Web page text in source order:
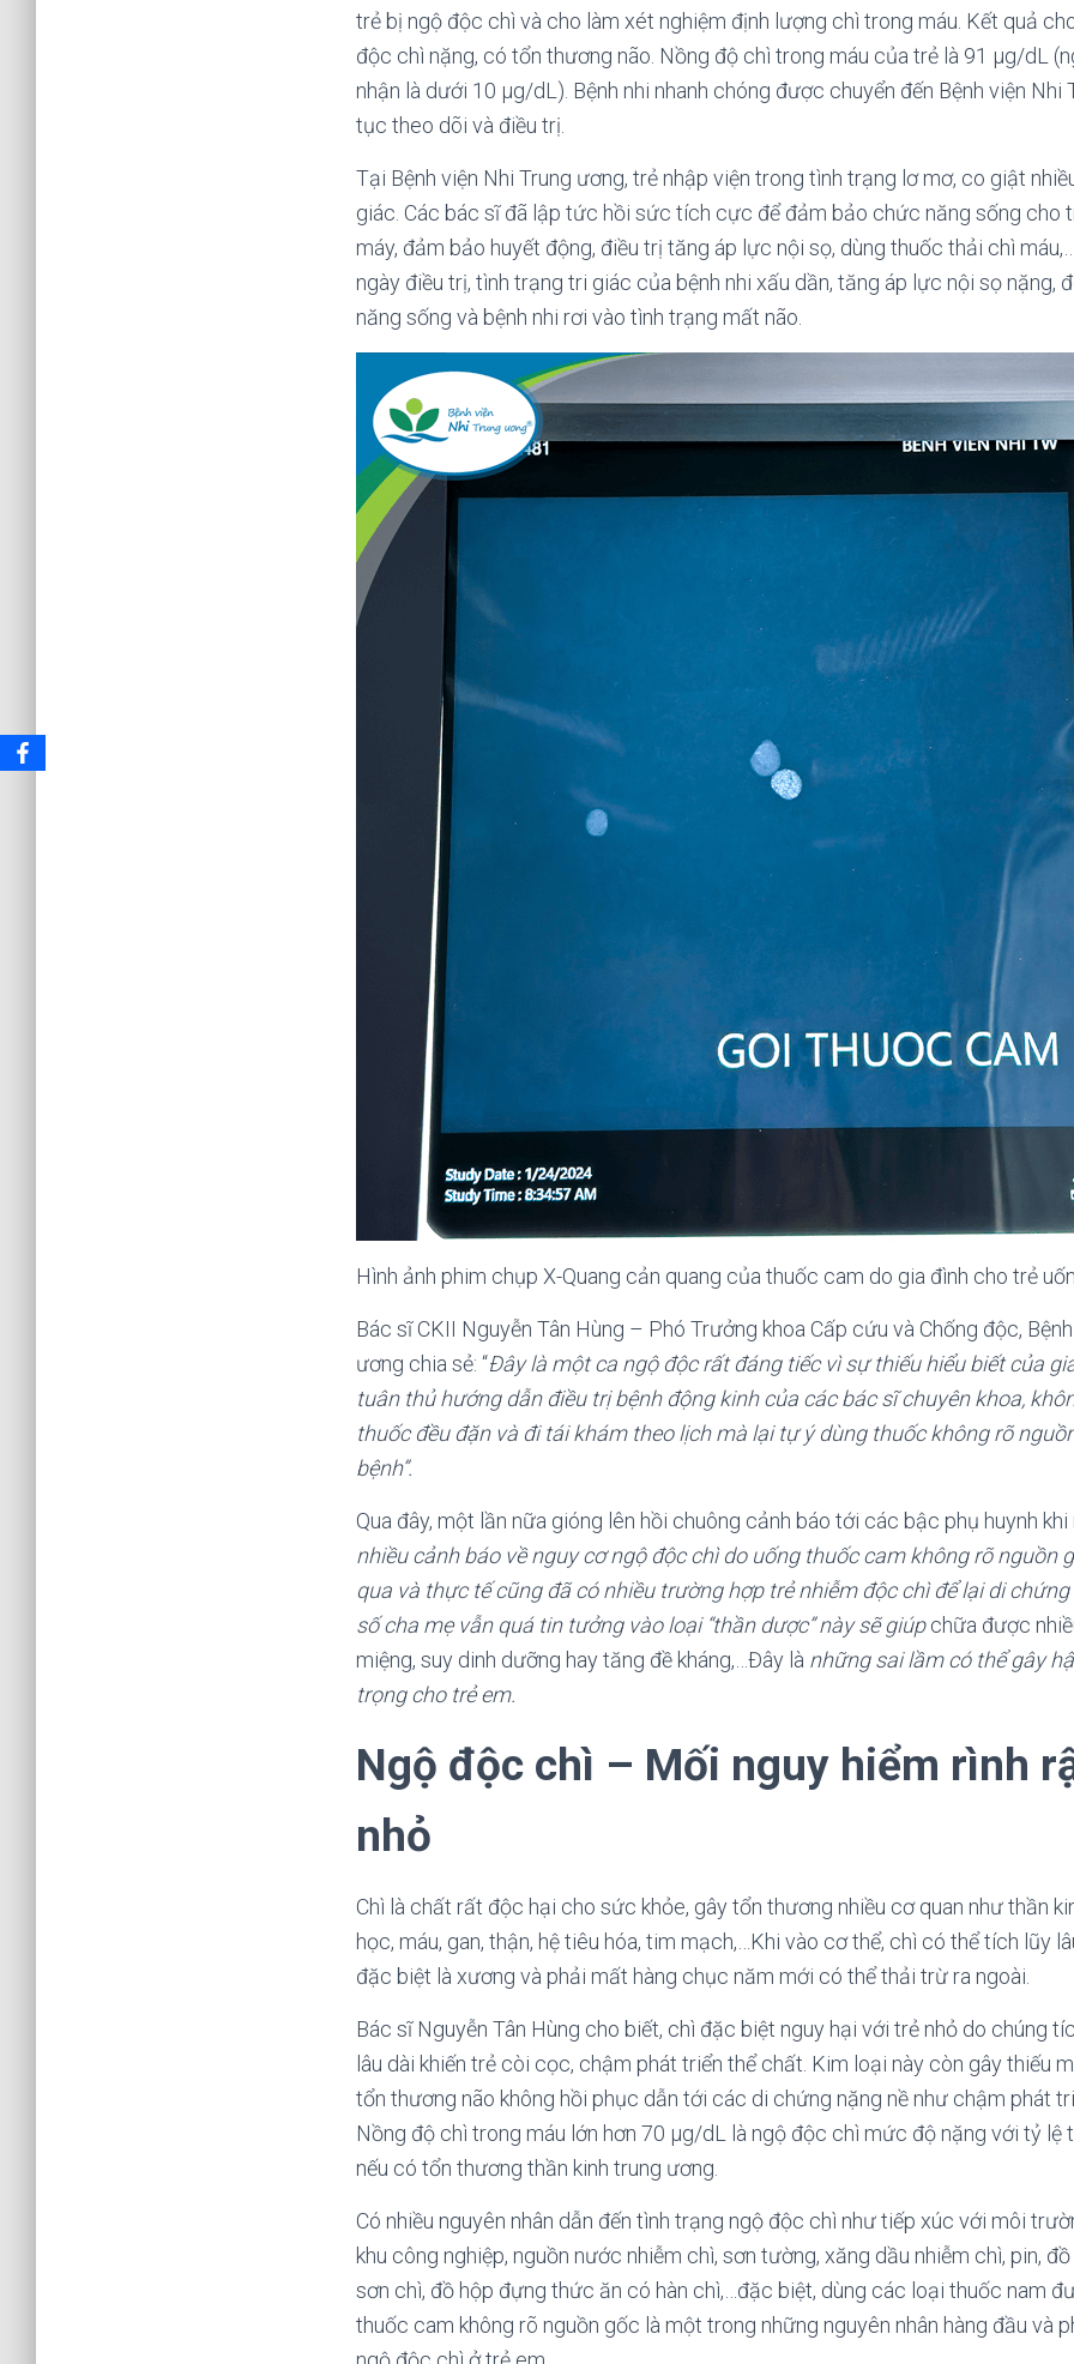
trẻ bị ngộ độc chì và cho làm xét nghiệm định lượng chì trong máu. Kết quả
độc chì nặng, có tổn thương não. Nồng độ chì trong máu của trẻ là 91 µg/dL
nhận là dưới 10 µg/dL). Bệnh nhi nhanh chóng được chuyển đến Bệnh viện Nhi
tục theo dõi và điều trị.
Tại Bệnh viện Nhi Trung ương, trẻ nhập viện trong tình trạng lơ mơ, co giật
giác. Các bác sĩ đã lập tức hồi sức tích cực để đảm bảo chức năng sống cho
máy, đảm bảo huyết động, điều trị tăng áp lực nội sọ, dùng thuốc thải chì
ngày điều trị, tình trạng tri giác của bệnh nhi xấu dần, tăng áp lực nội sọ nặng,
năng sống và bệnh nhi rơi vào tình trạng mất não.
Hình ảnh phim chụp X-Quang cản quang của thuốc cam do gia đình cho trẻ
Bác sĩ CKII Nguyễn Tân Hùng – Phó Trưởng khoa Cấp cứu và Chống độc,
ương chia sẻ: “Đây là một ca ngộ độc rất đáng tiếc vì sự thiếu hiểu biết của
tuân thủ hướng dẫn điều trị bệnh động kinh của các bác sĩ chuyên khoa,
thuốc đều đặn và đi tái khám theo lịch mà lại tự ý dùng thuốc không rõ
bệnh”.
Qua đây, một lần nữa gióng lên hồi chuông cảnh báo tới các bậc phụ huynh
nhiều cảnh báo về nguy cơ ngộ độc chì do uống thuốc cam không rõ nguồn
qua và thực tế cũng đã có nhiều trường hợp trẻ nhiễm độc chì để lại di
sốcha mẹvẫn quá tin tưởng vào loại “thần dược” nàysẽ giúpchữa được
miệng, suy dinh dưỡng hay tăng đề kháng,…Đây là những sai lầm có thể gây
trọng cho trẻem.
Ngộ độc chì – Mối nguy hiểm rình
nhỏ
Chì là chất rất độc hại cho sức khỏe, gây tổn thương nhiều cơ quan như thần
học, máu, gan, thận, hệ tiêu hóa, tim mạch,…Khi vào cơ thể, chì có thể tích lũy
đặc biệt là xương và phải mất hàng chục năm mới có thể thải trừ ra ngoài.
Bác sĩ Nguyễn Tân Hùng cho biết, chì đặc biệt nguy hại với trẻ nhỏ do chúng
lâu dài khiến trẻ còi cọc, chậm phát triển thể chất. Kim loại này còn gây thiếu
tổn thương não không hồi phục dẫn tới các di chứng nặng nề như chậm phát
Nồng độ chì trong máu lớn hơn 70 µg/dL là ngộ độc chì mức độ nặng với tỷ lệ
nếu có tổn thương thần kinh trung ương.
Có nhiều nguyên nhân dẫn đến tình trạng ngộ độc chì như tiếp xúc với môi
khu công nghiệp, nguồn nước nhiễm chì, sơn tường, xăng dầu nhiễm chì, pin,
sơn chì, đồ hộp đựng thức ăn có hàn chì,…đặc biệt, dùng các loại thuốc nam
thuốc cam không rõ nguồn gốc là một trong những nguyên nhân hàng đầu và